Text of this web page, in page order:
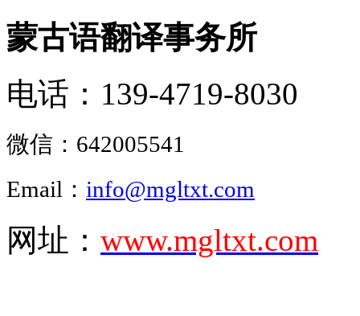
蒙古语翻译事务所
电话：139-4719-8030
微信： 642005541
Email： info@mgltxt.com
网址： www.mgltxt.com